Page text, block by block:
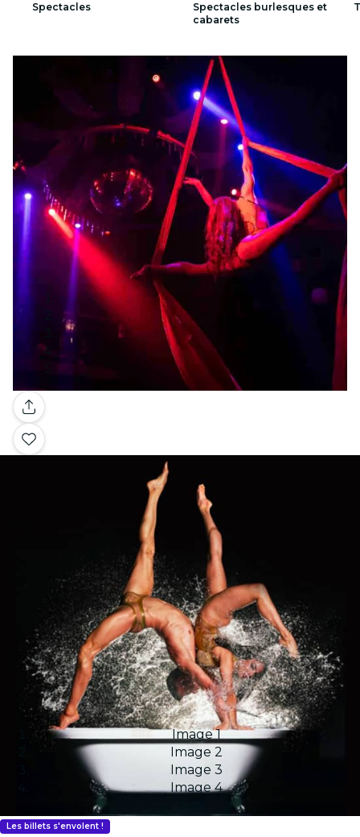
Spectacles
Spectacles burlesques et
cabarets
Galerie
Image 1
Image 2
Image 3
Image 4
Les billets s'envolent !